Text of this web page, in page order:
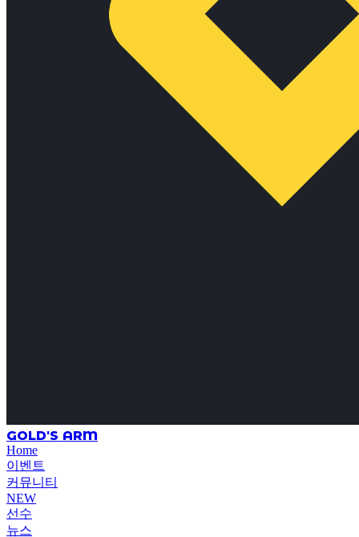
GOLD'S ARM
Home
이벤트
커뮤니티
NEW
선수
뉴스